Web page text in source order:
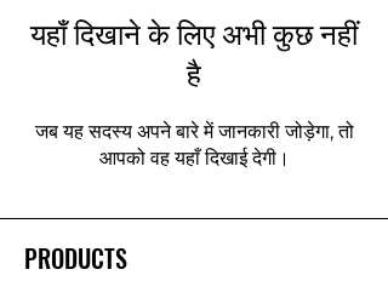
यहाँ दिखाने के लिए अभी कुछ नहीं
है
जब यह सदस्य अपने बारे में जानकारी जोड़ेगा, तो
आपको वह यहाँ दिखाई देगी।
PRODUCTS